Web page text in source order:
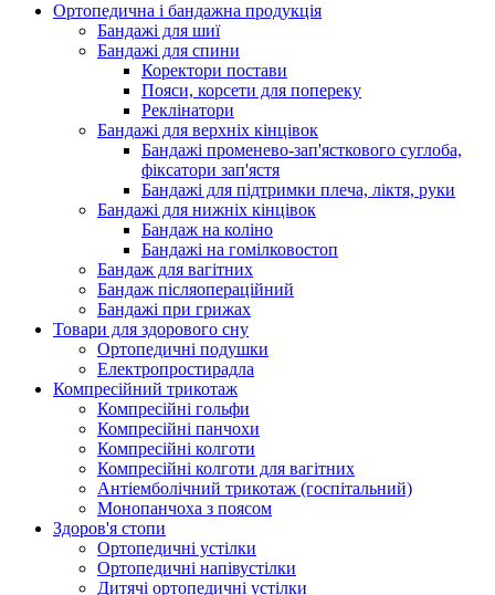
Ортопедична і бандажна продукція
Бандажі для шиї
Бандажі для спини
Коректори постави
Пояси, корсети для попереку
Реклінатори
Бандажі для верхніх кінцівок
Бандажі променево-зап'ясткового суглоба,
фіксатори зап'ястя
Бандажі для підтримки плеча, ліктя, руки
Бандажі для нижніх кінцівок
Бандаж на коліно
Бандажі на гомілковостоп
Бандаж для вагітних
Бандаж післяопераційний
Бандажі при грижах
Товари для здорового сну
Ортопедичні подушки
Електропростирадла
Компресійний трикотаж
Компресійні гольфи
Компресійні панчохи
Компресійні колготи
Компресійні колготи для вагітних
Антіемболічний трикотаж (госпітальний)
Монопанчоха з поясом
Здоров'я стопи
Ортопедичні устілки
Ортопедичні напівустілки
Дитячі ортопедичні устілки